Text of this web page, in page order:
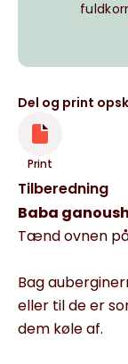
Del og print
Print
Tilberedning
Baba ganoush
Tænd ovnen
Bag
eller til de er
dem køle af.